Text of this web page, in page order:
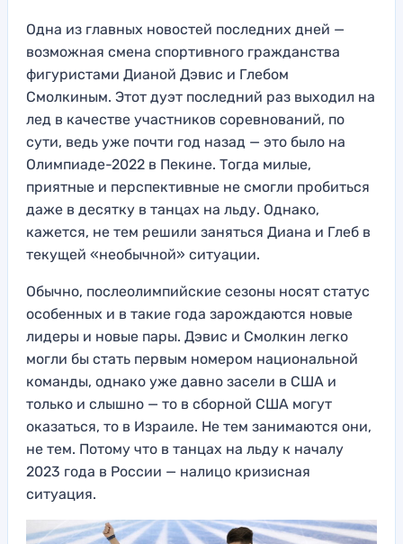
Одна из главных новостей последних дней —
возможная смена спортивного гражданства
фигуристами Дианой Дэвис и Глебом
Смолкиным. Этот дуэт последний раз выходил на
лед в качестве участников соревнований, по
сути, ведь уже почти год назад — это было на
Олимпиаде-2022 в Пекине. Тогда милые,
приятные и перспективные не смогли пробиться
даже в десятку в танцах на льду. Однако,
кажется, не тем решили заняться Диана и Глеб в
текущей «необычной» ситуации.
Обычно, послеолимпийские сезоны носят статус
особенных и в такие года зарождаются новые
лидеры и новые пары. Дэвис и Смолкин легко
могли бы стать первым номером национальной
команды, однако уже давно засели в США и
только и слышно — то в сборной США могут
оказаться, то в Израиле. Не тем занимаются они,
не тем. Потому что в танцах на льду к началу
2023 года в России — налицо кризисная
ситуация.